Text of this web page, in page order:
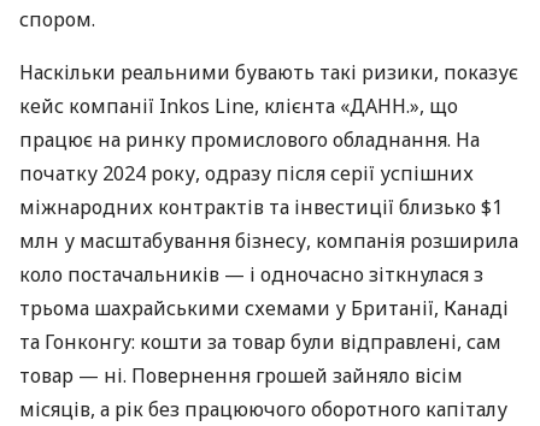
спором.
Наскільки реальними бувають такі ризики, показує
кейс компанії Inkos Line, клієнта «ДАНН.», що
працює на ринку промислового обладнання. На
початку 2024 року, одразу після серії успішних
міжнародних контрактів та інвестиції близько $1
млн у масштабування бізнесу, компанія розширила
коло постачальників — і одночасно зіткнулася з
трьома шахрайськими схемами у Британії, Канаді
та Гонконгу: кошти за товар були відправлені, сам
товар — ні. Повернення грошей зайняло вісім
місяців, а рік без працюючого оборотного капіталу